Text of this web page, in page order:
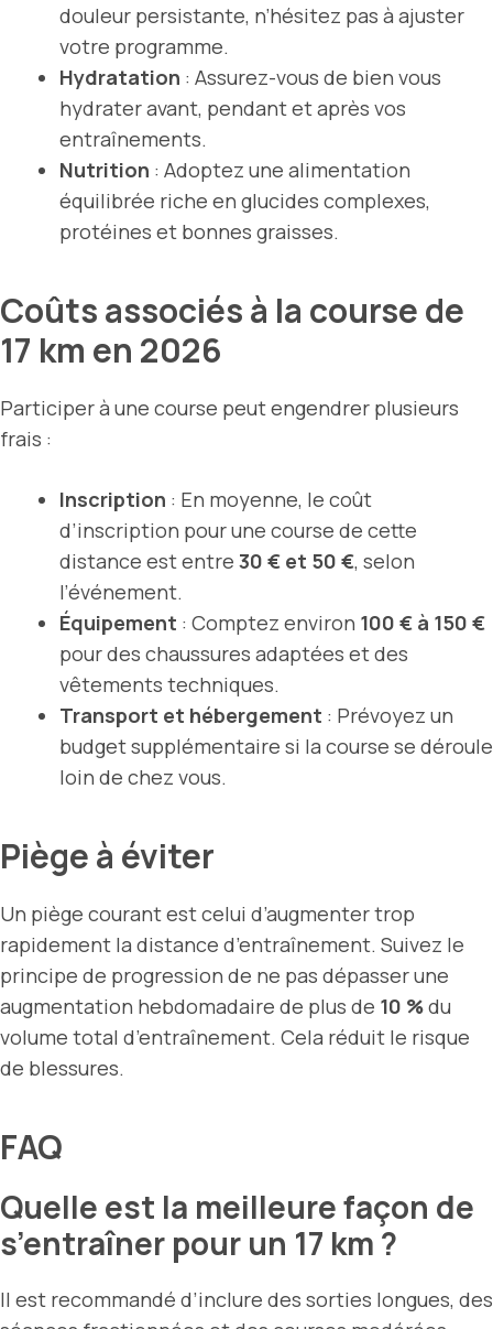
douleur persistante, n’hésitez pas à ajuster
votre programme.
Hydratation : Assurez-vous de bien vous
hydrater avant, pendant et après vos
entraînements.
Nutrition : Adoptez une alimentation
équilibrée riche en glucides complexes,
protéines et bonnes graisses.
Coûts associés à la course de
17 km en 2026
Participer à une course peut engendrer plusieurs
frais :
Inscription : En moyenne, le coût
d’inscription pour une course de cette
distance est entre 30 € et 50 €, selon
l’événement.
Équipement : Comptez environ 100 € à 150 €
pour des chaussures adaptées et des
vêtements techniques.
Transport et hébergement : Prévoyez un
budget supplémentaire si la course se déroule
loin de chez vous.
Piège à éviter
Un piège courant est celui d’augmenter trop
rapidement la distance d’entraînement. Suivez le
principe de progression de ne pas dépasser une
augmentation hebdomadaire de plus de 10 %du
volume total d’entraînement. Cela réduit le risque
de blessures.
FAQ
Quelle est la meilleure façon de
s’entraîner pour un 17 km ?
Il est recommandé d’inclure des sorties longues, des